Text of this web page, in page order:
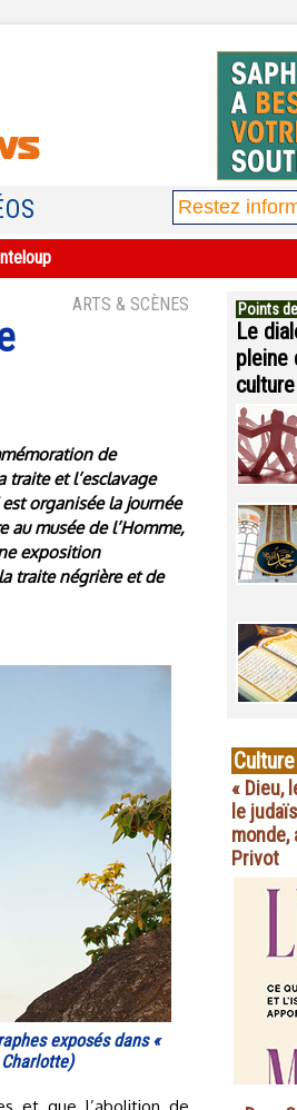
ARTS & SCÈNES
de
traite et l’esclavage
organisée la journée
au musée de l’Homme,
exposition
traite négrière et de
exposés dans «
Points
Le
pleine
Culture
« Dieu,
le
monde,
Privot